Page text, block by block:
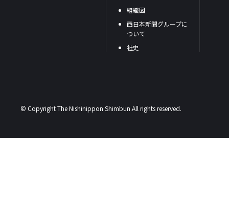
組織図
西日本新聞グループに
ついて
社史
© Copyright The Nishinippon Shimbun.All rights reserved.